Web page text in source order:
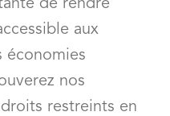
de rendre
aux
économies
nos
restreints en